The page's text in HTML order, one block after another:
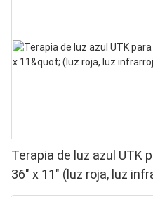
Terapia de luz azul UTK
36" x 11" (luz roja, luz